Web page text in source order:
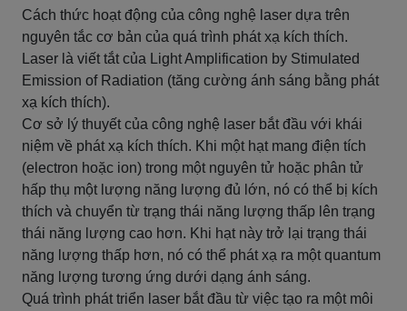
Cách thức hoạt động của công nghệ laser dựa trên
nguyên tắc cơ bản của quá trình phát xạ kích thích.
Laser là viết tắt của Light Amplification by Stimulated
Emission of Radiation (tăng cường ánh sáng bằng phát
xạ kích thích).
Cơ sở lý thuyết của công nghệ laser bắt đầu với khái
niệm về phát xạ kích thích. Khi một hạt mang điện tích
(electron hoặc ion) trong một nguyên tử hoặc phân tử
hấp thụ một lượng năng lượng đủ lớn, nó có thể bị kích
thích và chuyển từ trạng thái năng lượng thấp lên trạng
thái năng lượng cao hơn. Khi hạt này trở lại trạng thái
năng lượng thấp hơn, nó có thể phát xạ ra một quantum
năng lượng tương ứng dưới dạng ánh sáng.
Quá trình phát triển laser bắt đầu từ việc tạo ra một môi